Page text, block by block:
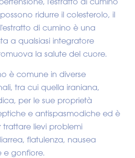
ridurre il colesterolo, il
di cumino è una
a qualsiasi integratore
la salute del cuore.
è comune in diverse
tra cui quella iraniana,
per le sue proprietà
e antispasmodiche ed è
trattare lievi problemi
flatulenza, nausea
e gonfiore.